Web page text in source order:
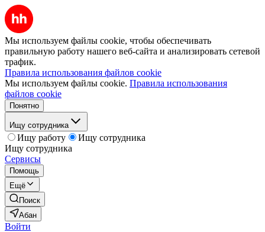
Мы используем файлы cookie, чтобы обеспечивать
правильную работу нашего веб-сайта и анализировать сетевой
трафик.
Правила использования файлов cookie
Мы используем файлы cookie. Правила использования
файлов cookie
Понятно
Ищу сотрудника
Ищу работу
Ищу сотрудника
Ищу сотрудника
Сервисы
Помощь
Ещё
Поиск
Абан
Войти